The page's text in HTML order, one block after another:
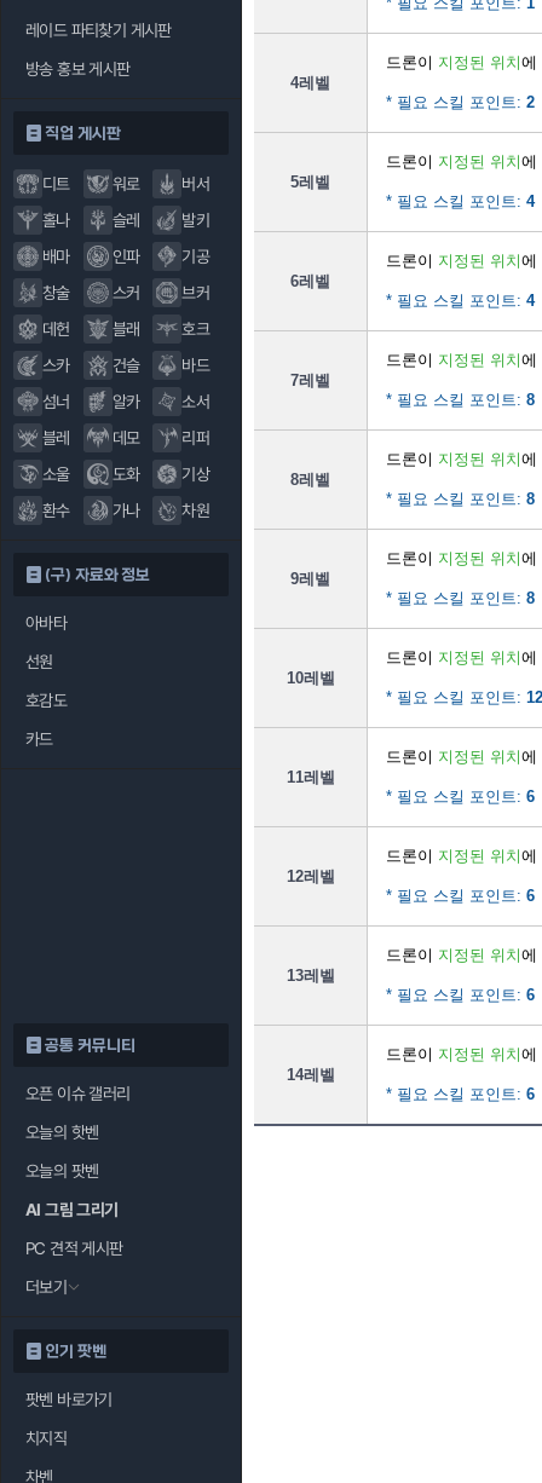
레이드 파티찾기 게시판
방송 홍보 게시판
직업 게시판
디트 워로
버서
홀나
슬레
발키
배마
인파
기공
창술
스커
브커
데헌
블래
호크
스카
건슬
바드
섬너
알카
소서
블레
데모
리퍼
소울
도화
기상
환수
가나 차원
(구) 자료와 정보
아바타
선원
호감도
카드
공통 커뮤니티
오픈 이슈 갤러리
오늘의 핫벤
오늘의 팟벤
AI 그림 그리기
PC 견적 게시판
더보기
인기 팟벤
팟벤 바로가기
치지직
차벤
4레벨
드론이 지정된 위치에
* 필요 스킬 포인트: 2
5레벨
드론이 지정된 위치에
* 필요 스킬 포인트: 4
6레벨
드론이 지정된 위치에
* 필요 스킬 포인트: 4
7레벨
드론이 지정된 위치에
* 필요 스킬 포인트: 8
8레벨
드론이 지정된 위치에
* 필요 스킬 포인트: 8
9레벨
드론이 지정된 위치에
* 필요 스킬 포인트: 8
10레벨
드론이 지정된 위치에
* 필요 스킬 포인트: 12
11레벨
드론이 지정된 위치에
* 필요 스킬 포인트: 6
12레벨
드론이 지정된 위치에
* 필요 스킬 포인트: 6
13레벨
드론이 지정된 위치에
* 필요 스킬 포인트: 6
14레벨
드론이 지정된 위치에
* 필요 스킬 포인트: 6